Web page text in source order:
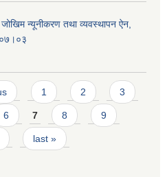
जोखिम न्यूनीकरण तथा व्यवस्थापन ऐन,
1 2 3
6 7 8 9
last »